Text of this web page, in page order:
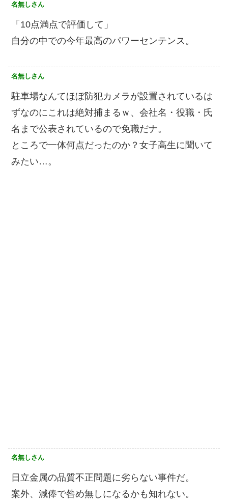
名無しさん
「10点満点で評価して」
自分の中での今年最高のパワーセンテンス。
名無しさん
駐車場なんてほぼ防犯カメラが設置されているは
ずなのにこれは絶対捕まるｗ、会社名・役職・氏
名まで公表されているので免職だナ。
ところで一体何点だったのか？女子高生に聞いて
みたい…。
名無しさん
日立金属の品質不正問題に劣らない事件だ。
案外、減俸で咎め無しになるかも知れない。